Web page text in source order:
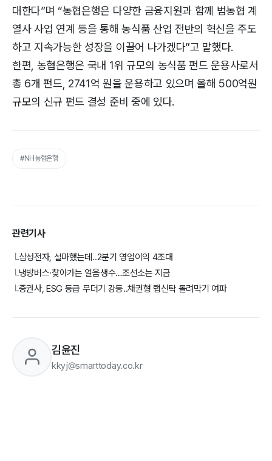
대한다”며 “농협은행은 다양한 금융지원과 함께 범농협 계
열사 사업 연계 등을 통해 농식품 산업 전반의 혁신을 주도
하고 지속가능한 성장을 이끌어 나가겠다”고 말했다.
한편, 농협은행은 국내 1위 규모의 농식품 펀드 운용사로서
총 6개 펀드, 2741억 원을 운용하고 있으며 올해 500억원
규모의 신규 펀드 결성 준비 중에 있다.
#NH농협은행
관련기사
└삼성전자, 설마했는데..2분기 영업이익 4조대
└냉방버스·찾아가는 얼음생수…조선소는 지금
└증권사, ESG 등급 무더기 강등..채권형 랩신탁 돌려막기 여파
김윤진
kkyj@smarttoday.co.kr